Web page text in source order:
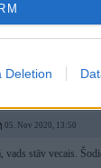
Deletion
pieci centi, kad
05. Nov 2020, 13:50
vads stāv vecais.